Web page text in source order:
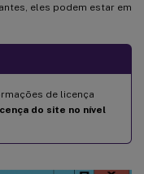
eles podem estar em
de licença
do site no nível